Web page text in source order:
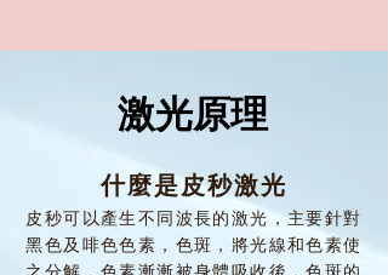
激光原理
什麼是皮秒激光
皮秒可以產生不同波長的激光，主要針對
黑色及啡色色素，色斑，將光線和色素使